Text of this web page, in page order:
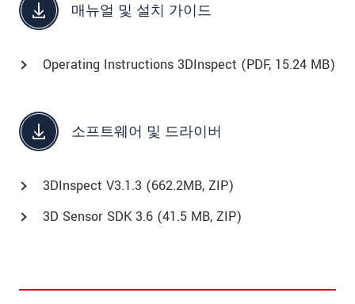
매뉴얼 및 설치 가이드
Operating Instructions 3DInspect (PDF, 15.24 MB)
소프트웨어 및 드라이버
3DInspect V3.1.3 (662.2MB, ZIP)
3D Sensor SDK 3.6 (41.5 MB, ZIP)